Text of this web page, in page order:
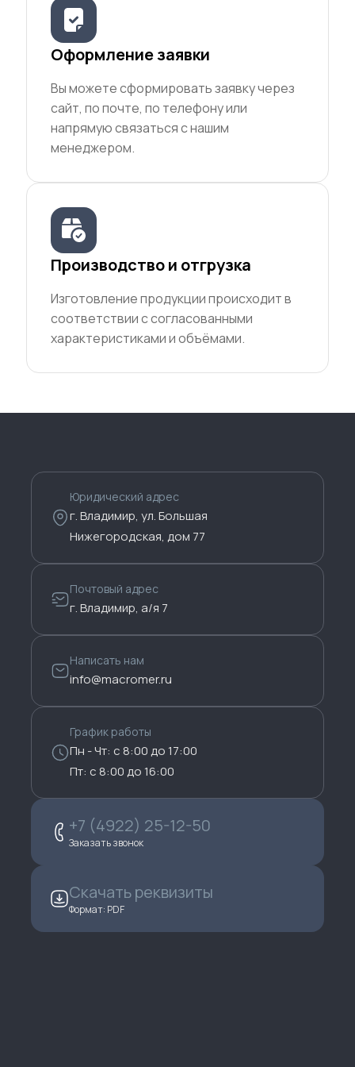
Оформление заявки
Вы можете сформировать заявку через
сайт, по почте, по телефону или
напрямую связаться с нашим
менеджером.
Производство и отгрузка
Изготовление продукции происходит в
соответствии с согласованными
характеристиками и объёмами.
Юридический адрес
г. Владимир, ул. Большая
Нижегородская, дом 77
Почтовый адрес
г. Владимир, а/я 7
Написать нам
info@macromer.ru
График работы
Пн - Чт: с 8:00 до 17:00
Пт: с 8:00 до 16:00
+7 (4922) 25-12-50
Заказать звонок
Скачать реквизиты
Формат: PDF